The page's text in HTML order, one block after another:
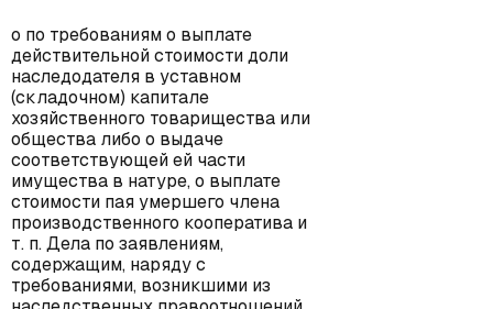
o по требованиям о выплате
действительной стоимости доли
наследодателя в уставном
(складочном) капитале
хозяйственного товарищества или
общества либо о выдаче
соответствующей ей части
имущества в натуре, о выплате
стоимости пая умершего члена
производственного кооператива и
т. п. Дела по заявлениям,
содержащим, наряду с
требованиями, возникшими из